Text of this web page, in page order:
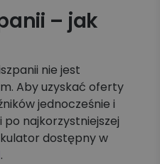
– jak
nie jest
Aby uzyskać oferty
jednocześnie i
po najkorzystniejszej
dostępny w
.